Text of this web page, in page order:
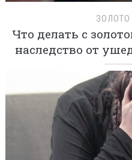
Что делать с
наследство от